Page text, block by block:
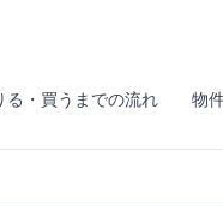
る・買うまでの流れ 物